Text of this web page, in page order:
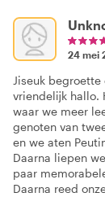
24 mei
Jiseuk
vriendelijk hallo.
waar we meer
genoten van
en we aten
Daarna liepen
paar
Daarna reed